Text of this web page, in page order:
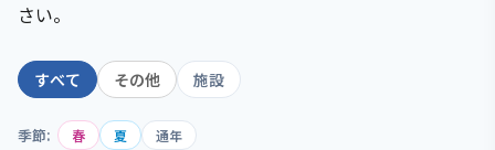
さい。
すべて その他 施設
季節: 春 夏 通年